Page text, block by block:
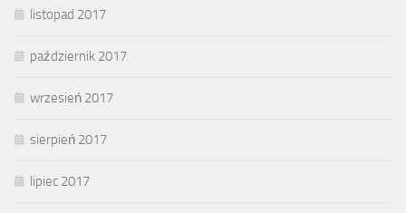
listopad 2017
październik 2017
wrzesień 2017
sierpień 2017
lipiec 2017